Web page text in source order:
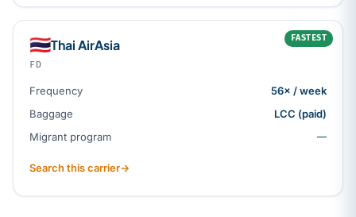
FASTEST
🇹🇭Thai AirAsia
FD
Frequency
56× / week
Baggage
LCC (paid)
Migrant program
—
Search this carrier→